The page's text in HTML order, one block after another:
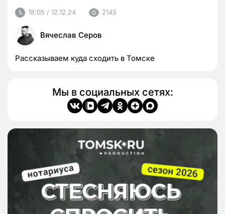
18:05 / 12.12.24 2145
Вячеслав Серов
Рассказываем куда сходить в Томске
Мы в социальных сетях: